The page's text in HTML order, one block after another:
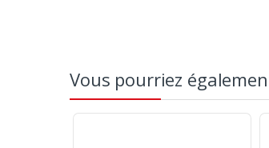
Vous pourriez